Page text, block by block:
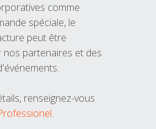
comme
spéciale, le
peut être
nos partenaires et des
renseignez-vous
.